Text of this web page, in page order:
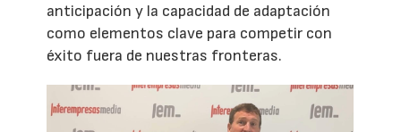
anticipación y la capacidad de adaptación
como elementos clave para competir con
éxito fuera de nuestras fronteras.